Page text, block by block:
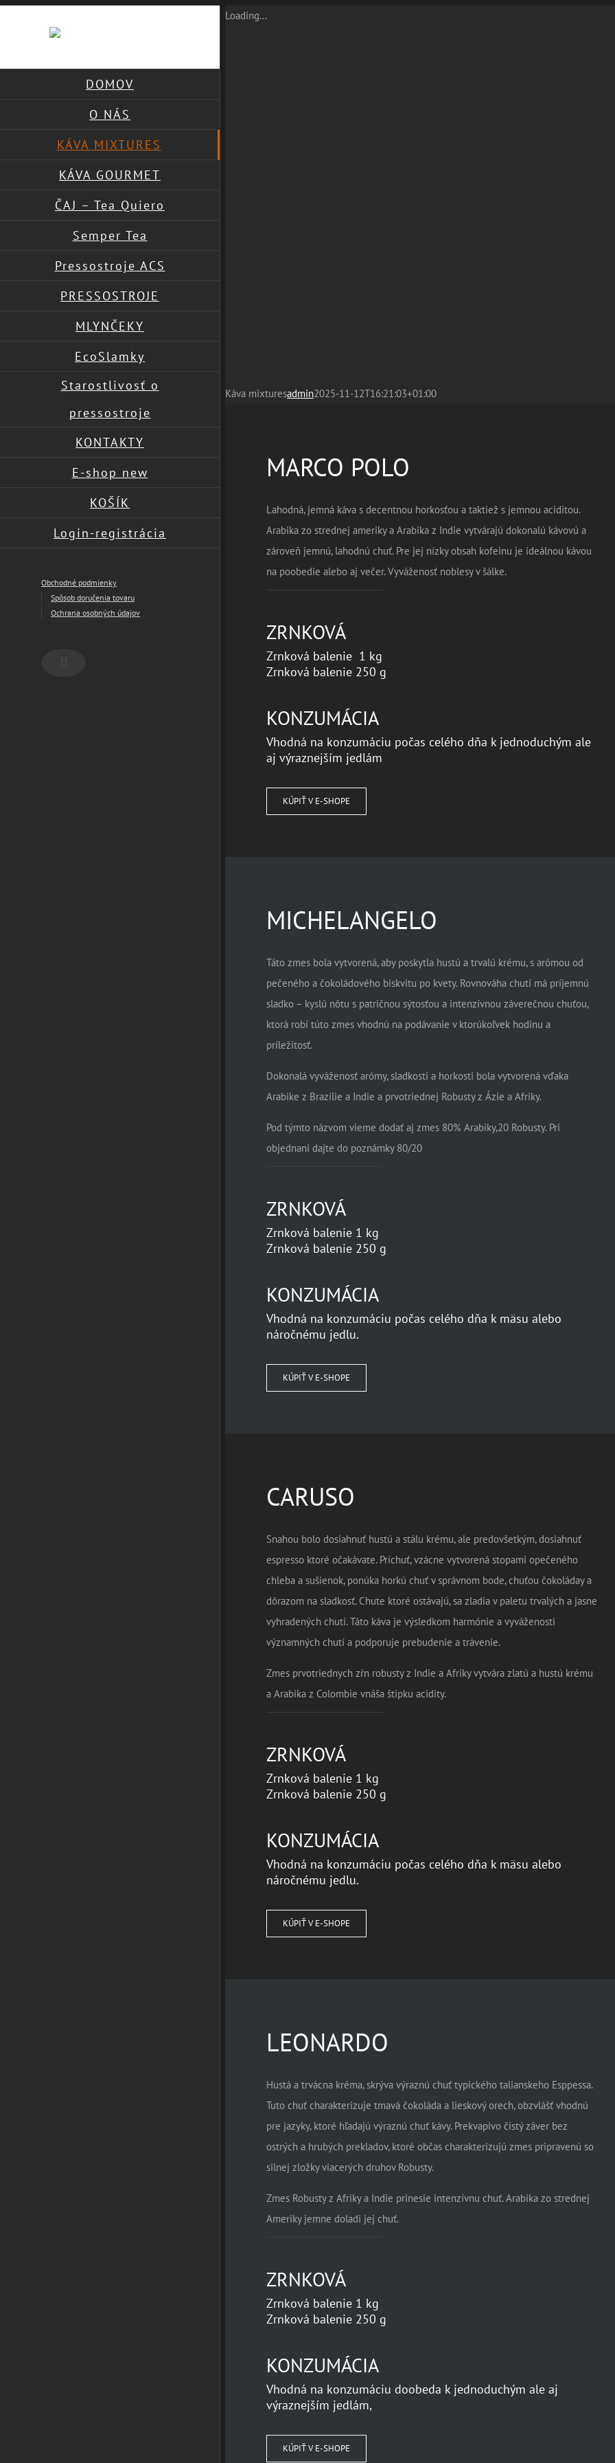
DOMOV
O NÁS
KÁVA MIXTURES
KÁVA GOURMET
ČAJ – Tea Quiero
Semper Tea
Pressostroje ACS
PRESSOSTROJE
MLYNČEKY
EcoSlamky
Starostlivosť o
pressostroje
KONTAKTY
E-shop new
KOŠÍK
Login-registrácia
Obchodné podmienky
Spôsob doručenia tovaru
Ochrana osobných údajov
Facebook
Loading...
Káva mixturesadmin2025-11-12T16:21:03+01:00
MARCO POLO
Lahodná, jemná káva s decentnou horkosťou a taktiež s jemnou aciditou.
Arabika zo strednej ameriky a Arabika z Indie vytvárajú dokonalú kávovú a
zároveň jemnú, lahodnú chuť. Pre jej nízky obsah kofeinu je ideálnou kávou
na poobedie alebo aj večer. Vyváženosť noblesy v šálke.
ZRNKOVÁ
Zrnková balenie 1 kg
Zrnková balenie 250 g
KONZUMÁCIA
Vhodná na konzumáciu počas celého dňa k jednoduchým ale
aj výraznejším jedlám
KÚPIŤ V E-SHOPE
MICHELANGELO
Táto zmes bola vytvorená, aby poskytla hustú a trvalú krému, s arómou od
pečeného a čokoládového biskvitu po kvety. Rovnováha chutí má príjemnú
sladko – kyslú nôtu s patričnou sýtosťou a intenzívnou záverečnou chuťou,
ktorá robí túto zmes vhodnú na podávanie v ktorúkoľvek hodinu a
príležitosť.
Dokonalá vyváženosť arómy, sladkosti a horkosti bola vytvorená vďaka
Arabike z Brazílie a Indie a prvotriednej Robusty z Ázie a Afriky.
Pod týmto názvom vieme dodať aj zmes 80% Arabiky,20 Robusty. Pri
objednani dajte do poznámky 80/20
ZRNKOVÁ
Zrnková balenie 1 kg
Zrnková balenie 250 g
KONZUMÁCIA
Vhodná na konzumáciu počas celého dňa k mäsu alebo
náročnému jedlu.
KÚPIŤ V E-SHOPE
CARUSO
Snahou bolo dosiahnuť hustú a stálu krému, ale predovšetkým, dosiahnuť
espresso ktoré očakávate. Príchuť, vzácne vytvorená stopami opečeného
chleba a sušienok, ponúka horkú chuť v správnom bode, chuťou čokoláday a
dôrazom na sladkosť. Chute ktoré ostávajú, sa zladia v paletu trvalých a jasne
vyhradených chutí. Táto káva je výsledkom harmónie a vyváženosti
významných chutí a podporuje prebudenie a trávenie.
Zmes prvotriednych zŕn robusty z Indie a Afriky vytvára zlatú a hustú krému
a Arabika z Colombie vnáša štipku acidity.
ZRNKOVÁ
Zrnková balenie 1 kg
Zrnková balenie 250 g
KONZUMÁCIA
Vhodná na konzumáciu počas celého dňa k mäsu alebo
náročnému jedlu.
KÚPIŤ V E-SHOPE
LEONARDO
Hustá a trvácna kréma, skrýva výraznú chuť typického talianskeho Esppessa.
Tuto chuť charakterizuje tmavá čokoláda a lieskový orech, obzvlášť vhodnú
pre jazyky, ktoré hľadajú výraznú chuť kávy. Prekvapivo čistý záver bez
ostrých a hrubých prekladov, ktoré občas charakterizujú zmes pripravenú so
silnej zložky viacerých druhov Robusty.
Zmes Robusty z Afriky a Indie prinesie intenzívnu chuť. Arabika zo strednej
Ameriky jemne doladi jej chuť.
ZRNKOVÁ
Zrnková balenie 1 kg
Zrnková balenie 250 g
KONZUMÁCIA
Vhodná na konzumáciu doobeda k jednoduchým ale aj
výraznejším jedlám,
KÚPIŤ V E-SHOPE